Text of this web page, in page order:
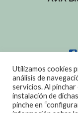
Utilizamos cookies
análisis de
servicios. Al pinchar
instalación de
pinche en